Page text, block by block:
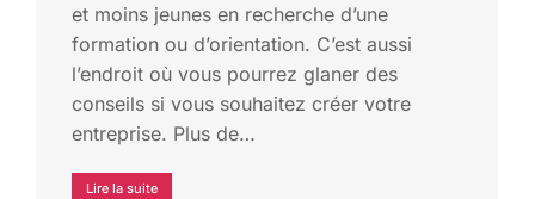
et moins jeunes en recherche d’une
formation ou d’orientation. C’est aussi
l’endroit où vous pourrez glaner des
conseils si vous souhaitez créer votre
entreprise. Plus de…
Lire la suite